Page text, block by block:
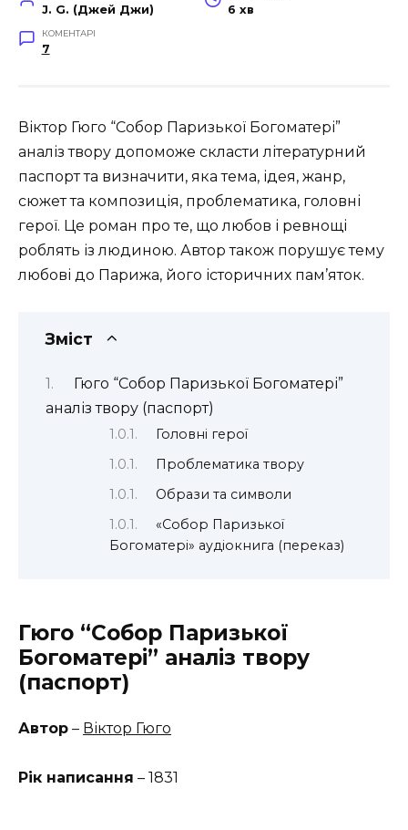
J. G. (Джей Джи) 6 хв
КОМЕНТАРІ
7
Віктор Гюго “Собор Паризької Богоматері”
аналіз твору допоможе скласти літературний
паспорт та визначити, яка тема, ідея, жанр,
сюжет та композиція, проблематика, головні
герої. Це роман про те, що любов і ревнощі
роблять із людиною. Автор також порушує тему
любові до Парижа, його історичних пам’яток.
Зміст
Гюго “Собор Паризької Богоматері”
аналіз твору (паспорт)
Головні герої
Проблематика твору
Образи та символи
«Собор Паризької
Богоматері» аудіокнига (переказ)
Гюго “Собор Паризької
Богоматері” аналіз твору
(паспорт)
Автор – Віктор Гюго
Рік написання – 1831